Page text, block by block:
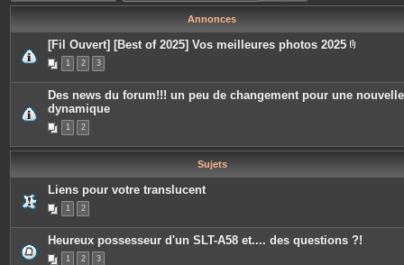
Annonces
[Fil Ouvert] [Best of 2025] Vos meilleures photos 2025
c
e
n
1 2 3
Des news du forum!!! un peu de changement pour une nouvelle
dynamique
1 2
Sujets
Liens pour votre translucent
1 2
Heureux possesseur d'un SLT-A58 et.... des questions ?!
1 2 3